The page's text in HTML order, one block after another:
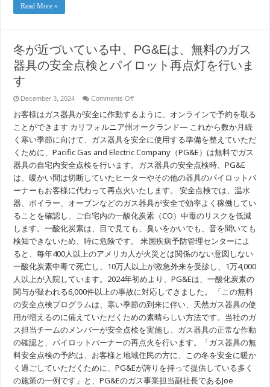
ਦੀ
ਕਰਦਾ
Read More »
冬が近づいている中、PG&Eは、無料のガス
器具の安全点検とパイロット再点灯を行いま
す
December 3, 2024 Comments Offon
が
近
づ
い
て
る
中、
PG&E
は、
無
料
の
ガ
具
の
安
全
点
検
パ
イ
ロ
ッ
ト
再
灯
お客様はガス器具が安全に作動するように、オンラインで予約を取る
ことができます カリフォルニア州オークランド— これから数か月続
く寒い季節に向けて、ガス器具を安全に使用する準備を整えていただ
くために、Pacific Gas and Electric Company（PG&E）は無料でガス
器具の自宅内安全点検を行います。ガス器具の安全点検時、PG&E
は、暖かい間は切断していたヒーターやその他の器具のパイロットバ
ーナーもお客様に代わって再点火いたします。 安全点検では、温水
器、ボイラー、オーブンなどのガス器具が安全で効率よく稼働してい
ることを確認し、ご自宅内の一酸化炭素（CO）中毒のリスクを低減
します。一酸化炭素は、目で見ても、臭いをかいでも、音を聞いても
検知できないため、特に危険です。 米国疾病予防管理センターによ
ると、毎年400人以上のアメリカ人が火災とは関係のない意図しない
一酸化炭素中毒で死亡し、10万人以上が救急外来を受診し、1万4,000
人以上が入院しています。2024年初めより、PG&Eは、一酸化炭素の
関与が疑われる6,000件以上の事故に対応してきました。 「この無料
の安全点検プログラムは、寒い季節の到来に伴い、天然ガス器具の使
用が増えるのに備えていただくための素晴らしい方法です。当社のガ
ス担当チームのメンバーが安全点検を実施し、ガス器具の正常な作動
の確認と、パイロットバーナーの再点火を行います。「ガス器具の無
料安全点検の予約は、お客様と地域住民の方に、この冬を安全に暖か
く過ごしていただくために、PG&Eが誇りを持って提供している多く
の施策の一例です」と、PG&Eのガス事業担当副社長であるJoe